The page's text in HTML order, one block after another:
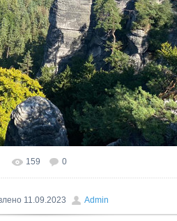
159 0
11.09.2023 Admin